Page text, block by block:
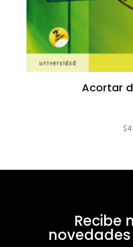
Acortar
$
Recibe